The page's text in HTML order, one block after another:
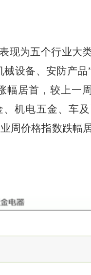
现为五个行业大
设备、安防产品
幅居首，较上一周
机电五金、车
周价格指数跌幅